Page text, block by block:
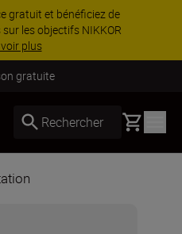
gratuit et bénéficiez de
les objectifs NIKKOR
plus
gratuite
Rechercher Basket